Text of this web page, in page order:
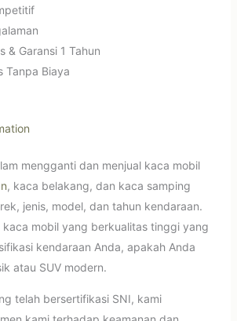
& Garansi 1 Tahun
Tanpa Biaya
mengganti dan menjual kaca mobil
, kaca belakang, dan kaca samping
jenis, model, dan tahun kendaraan.
kaca mobil yang berkualitas tinggi yang
kendaraan Anda, apakah Anda
atau SUV modern.
telah bersertifikasi SNI, kami